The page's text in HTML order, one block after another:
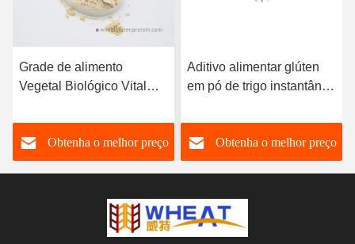
Grade de alimento
Vegetal Biológico Vital
Salsicha de presunto e
bolinhosObtenha o melhor preço
Aditivo alimentar glúten
em pó de trigo instantâneo
Obtenha o melhor preço